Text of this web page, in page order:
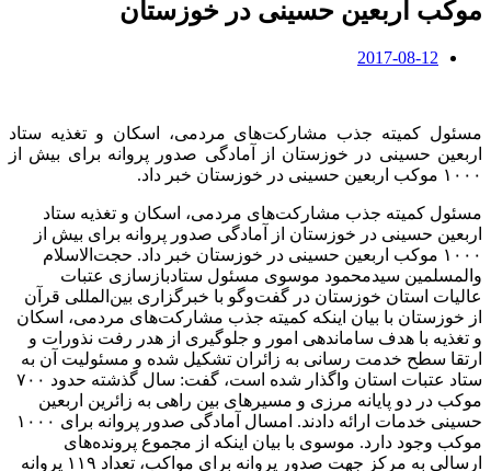
موکب اربعین حسینی در خوزستان
2017-08-12
مسئول کمیته جذب مشارکت‌های مردمی، اسکان و تغذیه ستاد
اربعین حسینی در خوزستان از آمادگی صدور پروانه برای بیش از
۱۰۰۰ موکب اربعین حسینی در خوزستان خبر داد.
مسئول کمیته جذب مشارکت‌های مردمی، اسکان و تغذیه ستاد
اربعین حسینی در خوزستان از آمادگی صدور پروانه برای بیش از
۱۰۰۰ موکب اربعین حسینی در خوزستان خبر داد. حجت‌الاسلام
والمسلمین سیدمحمود موسوی مسئول ستادبازسازی عتبات
عالیات استان خوزستان در گفت‌وگو با خبرگزاری بین‌المللی قرآن
از خوزستان با بیان اینکه کمیته جذب مشارکت‌های مردمی، اسکان
و تغذیه با هدف ساماندهی امور و جلوگیری از هدر رفت نذورات و
ارتقا سطح خدمت رسانی به زائران تشکیل شده و مسئولیت آن به
ستاد عتبات استان واگذار شده است، گفت: سال گذشته حدود ۷۰۰
موکب در دو پایانه مرزی و مسیرهای بین راهی به زائرین اربعین
حسینی خدمات ارائه دادند. امسال آمادگی صدور پروانه برای ۱۰۰۰
موکب وجود دارد. موسوی با بیان اینکه از مجموع پرونده‌های
ارسالی به مرکز جهت صدور پروانه برای مواکب، تعداد ۱۱۹ پروانه